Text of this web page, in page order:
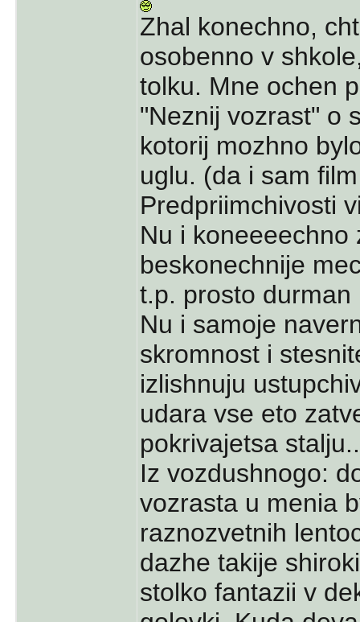
Zhal konechno,
osobenno v
tolku. Mne ochen
"Neznij vozrast" o
kotorij mozhno
uglu. (da i sam
Predpriimchivosti
Nu i koneeeechno
beskonechnije
t.p. prosto
Nu i samoje
skromnost i
izlishnuju
udara vse eto
pokrivajetsa
Iz vozdushnogo:
vozrasta u menia
raznozvetnih
dazhe takije
stolko fantazii v